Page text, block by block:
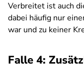
Verbreitet ist auch
dabei häufig nur
war und zu keiner
Falle 4: